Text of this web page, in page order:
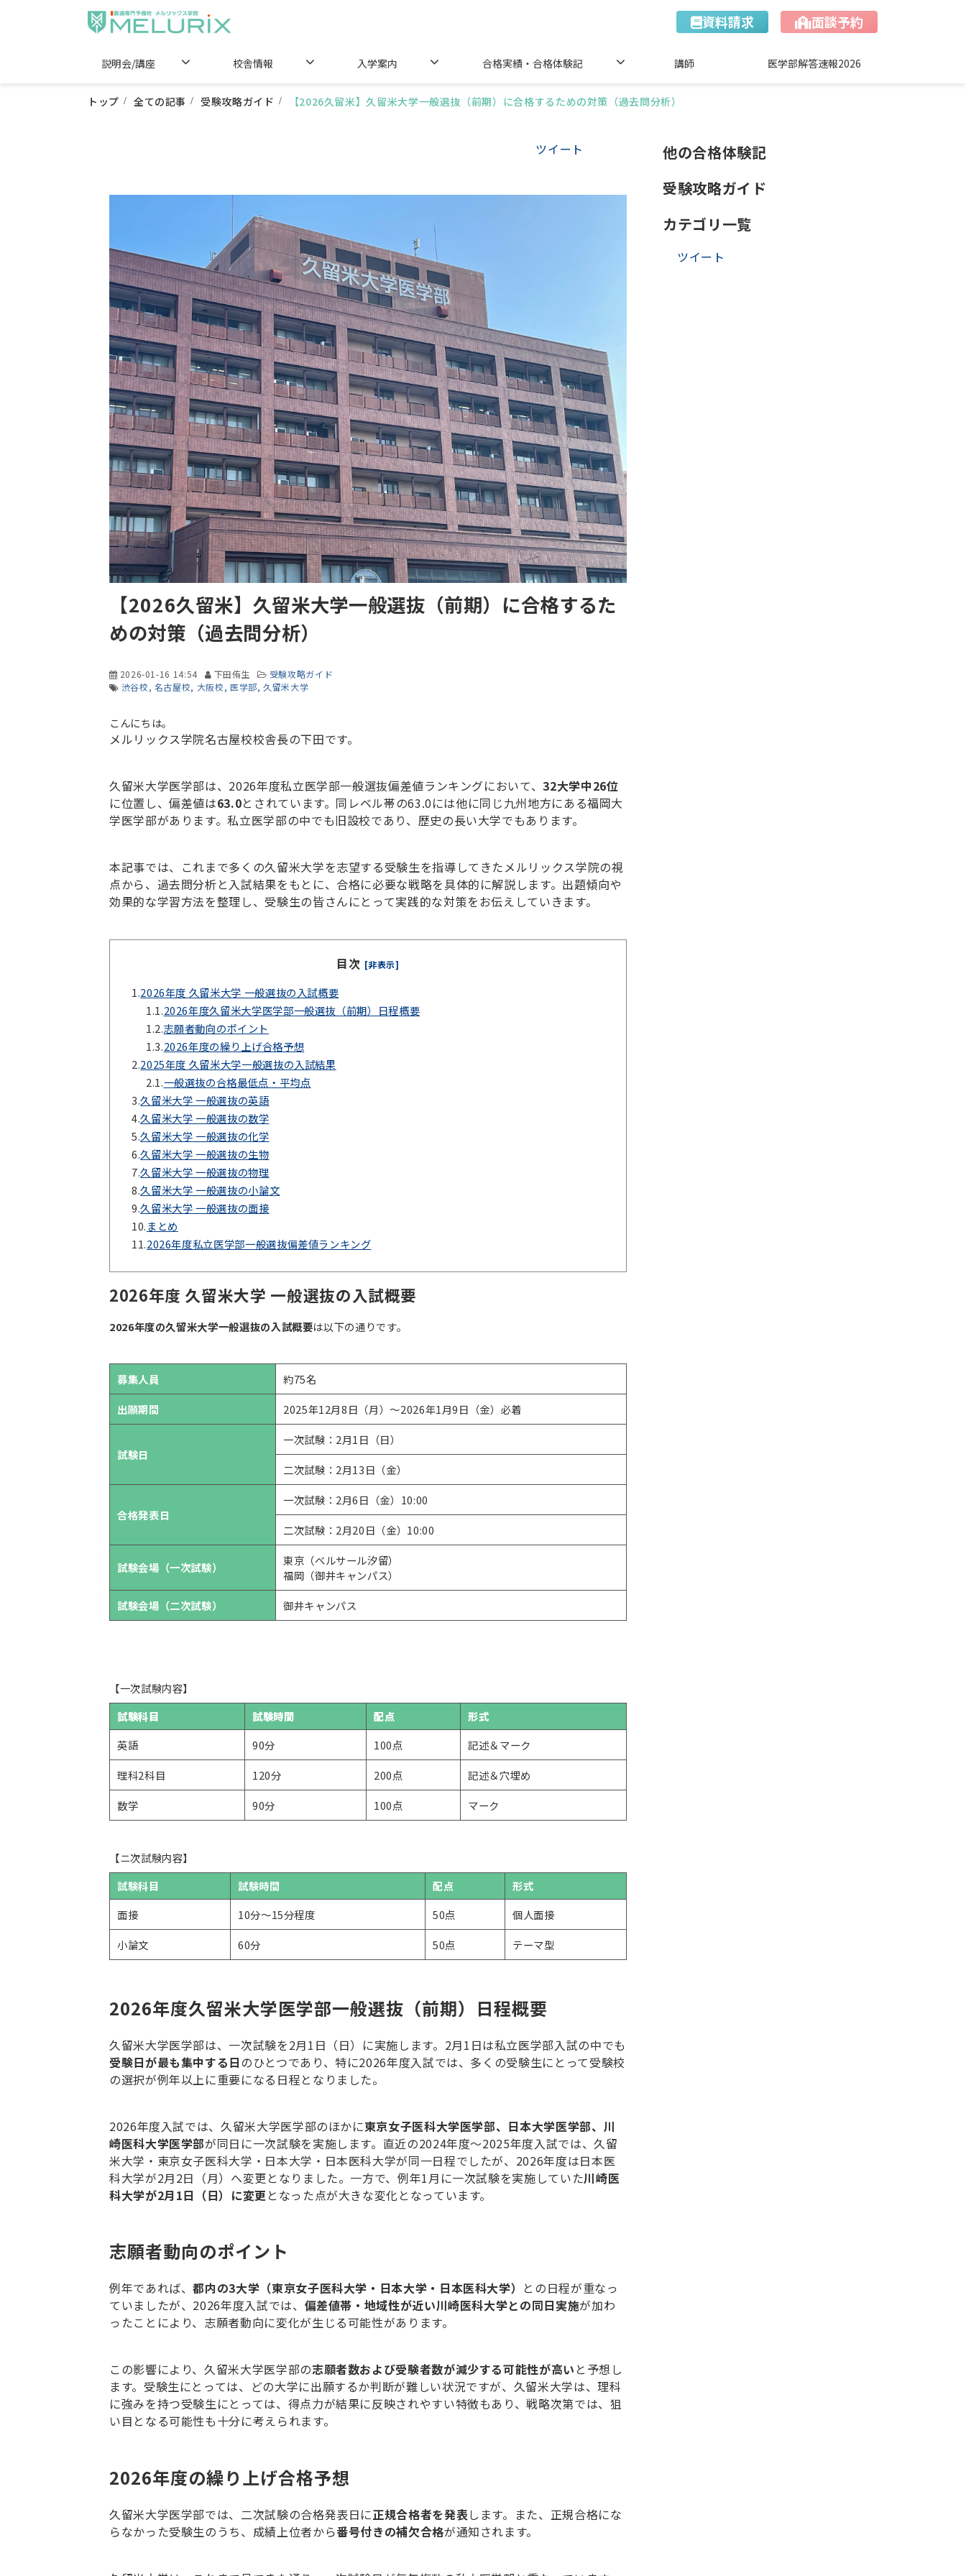
資料請求 面談予約
説明会/講座 校舎情報 入学案内 合格実績・合格体験記 講師 医学部解答速報2026
トップ 全ての記事 受験攻略ガイド 【2026久留米】久留米大学一般選抜（前期）に合格するための対策（過去問分析）
ツイート
【2026久留米】久留米大学一般選抜（前期）に合格するた
めの対策（過去問分析）
2026-01-16 14:54 下田侑生
受験攻略ガイド
渋谷校 名古屋校 大阪校 医学部 久留米大学
こんにちは。
メルリックス学院名古屋校校舎長の下田です。
久留米大学医学部は、 2026年度私立医学部一般選抜偏差値ランキングにおいて、32大学中26位
に位置し、偏差値は63.0とされています。 同レベル帯の63.0には他に同じ九州地方にある福岡大
学医学部があります。私立医学部の中でも旧設校であり、歴史の長い大学でもあります。
本記事では、これまで多くの久留米大学を志望する受験生を指導してきたメルリックス学院の視
点から、過去問分析と入試結果をもとに、合格に必要な戦略を具体的に解説します。出題傾向や
効果的な学習方法を整理し、受験生の皆さんにとって実践的な対策をお伝えしていきます。
目次 [非表示]
1.2026年度 久留米大学 一般選抜の入試概要
1.1.2026年度久留米大学医学部一般選抜（前期）日程概要
1.2.志願者動向のポイント
1.3.2026年度の繰り上げ合格予想
2.2025年度 久留米大学一般選抜の入試結果
2.1.一般選抜の合格最低点・平均点
3.久留米大学 一般選抜の英語
4.久留米大学 一般選抜の数学
5.久留米大学 一般選抜の化学
6.久留米大学 一般選抜の生物
7.久留米大学 一般選抜の物理
8.久留米大学 一般選抜の小論文
9.久留米大学 一般選抜の面接
10.まとめ
11.2026年度私立医学部一般選抜偏差値ランキング
2026年度 久留米大学 一般選抜の入試概要
2026年度の久留米大学一般選抜の入試概要は以下の通りです。
募集人員
約75名
出願期間
2025年12月8日（月）～2026年1月9日（金）必着
試験日
一次試験：2月1日（日）
二次試験：2月13日（金）
合格発表日
一次試験：2月6日（金）10:00
二次試験：2月20日（金）10:00
試験会場（一次試験）
東京（ベルサール汐留）
福岡（御井キャンパス）
試験会場（二次試験）
御井キャンパス
【一次試験内容】
試験科目
試験時間 配点
形式
英語
90分 100点
記述＆マーク
理科2科目
120分 200点
記述＆穴埋め
数学
90分 100点 マーク
【ニ次試験内容】
試験科目
試験時間 配点
形式
面接
10分～15分程度 50点
個人面接
小論文
60分 50点 テーマ型
2026年度久留米大学医学部一般選抜（前期）日程概要
久留米大学医学部は、一次試験を2月1 日（日）に実施します。 2月1 日は私立医学部入試の中でも
受験日が最も集中する日のひとつであり、特に2026年度入試では、多くの受験生にとって受験校
の選択が例年以上に重要になる日程となりました。
2026年度入試では、久留米大学医学部のほかに東京女子医科大学医学部、日本大学医学部、川
崎医科大学医学部が同日に一次試験を実施します。直近の2024年度〜2025年度入試では、久留
米大学・東京女子医科大学・日本大学・日本医科大学が同一日程でしたが、 2026年度は日本医
科大学が2月2日（月）へ変更となりました。一方で、例年1 月に一次試験を実施していた川崎医
科大学が2月1日（日）に変更 となった点が大きな変化となっています。
志願者動向のポイント
例年であれば、都内の3大学（東京女子医科大学・日本大学・日本医科大学） との日程が重なっ
ていましたが、 2026年度入試では、 偏差値帯・地域性が近い川崎医科大学との同日実施が加わ
ったことにより、志願者動向に変化が生じる可能性があります。
この影響により、久留米大学医学部の志願者数および受験者数が減少する可能性が高い と予想し
ます。受験生にとっては、どの大学に出願するか判断が難しい状況ですが、久留米大学は、理科
に強みを持つ受験生にとっては、得点力が結果に反映されやすい特徴もあり、戦略次第では、狙
い目となる可能性も十分に考えられます。
2026年度の繰り上げ合格予想
久留米大学医学部では、二次試験の合格発表日に正規合格者を発表します。また、正規合格にな
らなかった受験生のうち、成績上位者から番号付きの補欠合格が通知されます。
他の合格体験記
受験攻略ガイド
カテゴリ一覧
ツイート